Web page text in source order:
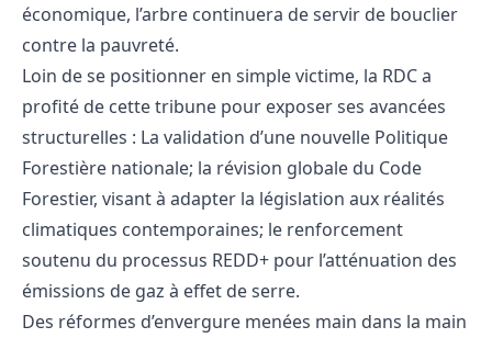
économique, l’arbre continuera de servir de bouclier
contre la pauvreté.
Loin de se positionner en simple victime, la RDC a
profité de cette tribune pour exposer ses avancées
structurelles : La validation d’une nouvelle Politique
Forestière nationale; la révision globale du Code
Forestier, visant à adapter la législation aux réalités
climatiques contemporaines; le renforcement
soutenu du processus REDD+ pour l’atténuation des
émissions de gaz à effet de serre.
Des réformes d’envergure menées main dans la main